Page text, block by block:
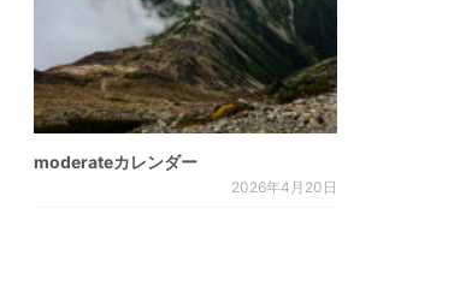
moderateカレンダー
2026年4月20日